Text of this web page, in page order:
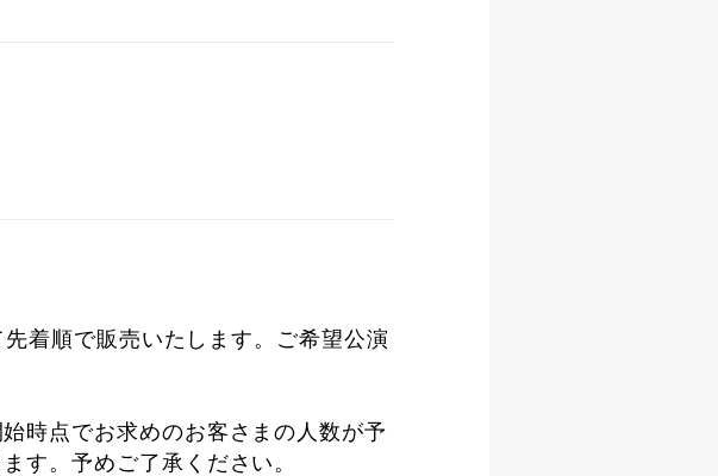
先着順で販売いたします。ご希望公演
時点でお求めのお客さまの人数が予
す。予めご了承ください。